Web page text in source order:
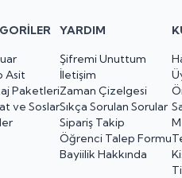
Asit
Paketleri
ve Soslar
YARDIM
Şifremi Unuttum
İletişim
Zaman Çizelgesi
Sıkça Sorulan Sorular
Sipariş Takip
Öğrenci Talep Formu
Bayiilik Hakkında